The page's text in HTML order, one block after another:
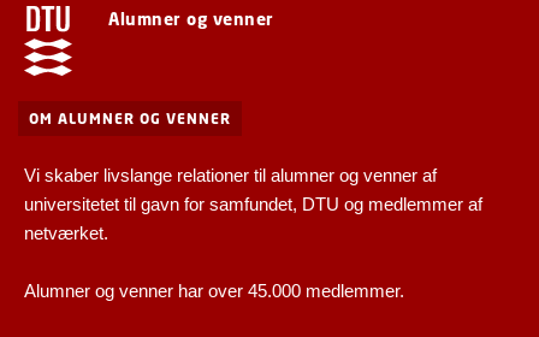
Alumner og venner
OM ALUMNER OG VENNER
Vi skaber livslange relationer til alumner og venner af
universitetet til gavn for samfundet, DTU og medlemmer af
netværket.
Alumner og venner har over 45.000 medlemmer.